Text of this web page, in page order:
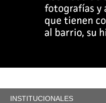
INSTITUCIONALES